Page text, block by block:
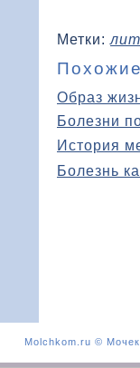
Метки:
Образ
Болезни
История
Болезнь
Molchkom.ru ©